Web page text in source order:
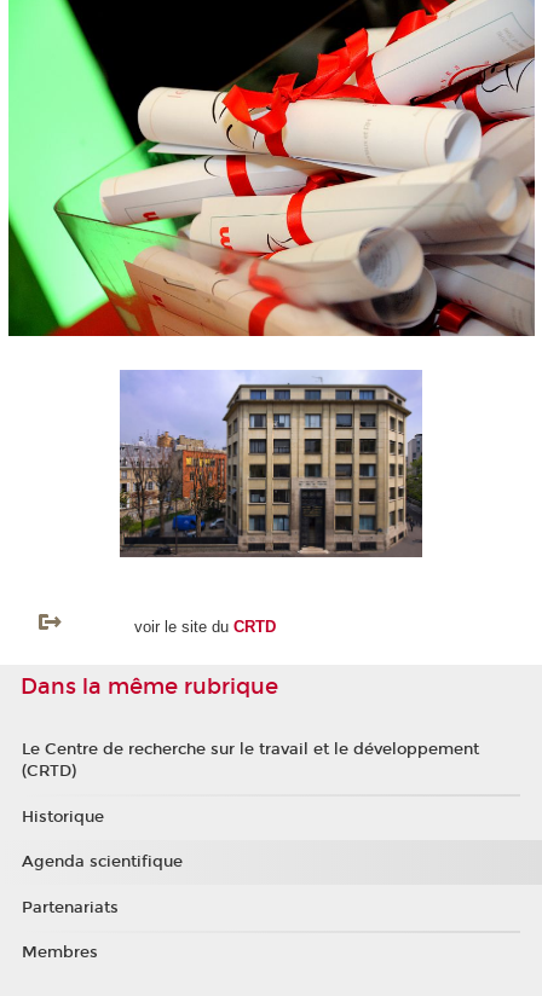
voir le site du CRTD
Dans la même rubrique
Le Centre de recherche sur le travail et le développement
(CRTD)
Historique
Agenda scientifique
Partenariats
Membres